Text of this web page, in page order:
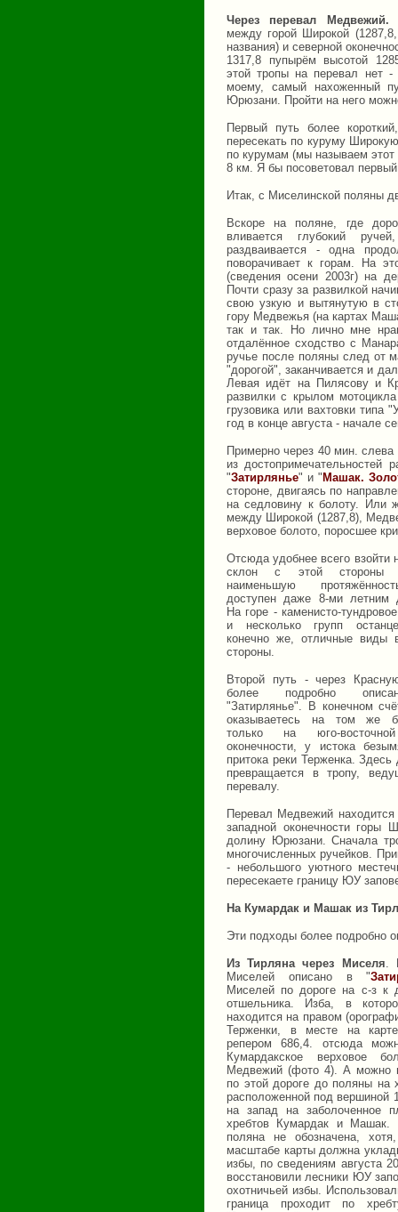
Через перевал Медвежий.
между горой Широкой
названия) и северной
1317,8 пупырём высотой
этой тропы на перевал нет -
моему, самый нахоженный
Юрюзани. Пройти на него
Первый путь более
пересекать по куруму
по курумам (мы называем этот
8 км. Я бы посоветовал первый
Итак, с Миселинской поляны
Вскоре на поляне, где
вливается глубокий
раздваивается - одна
поворачивает к горам. На
(сведения осени 2003г) на
Почти сразу за развилкой
свою узкую и вытянутую в
гору Медвежья (на картах
так и так. Но лично мне
отдалённое сходство с
ручье после поляны след от
"дорогой", заканчивается и
Левая идёт на Пилясову и
развилки с крылом
грузовика или вахтовки
год в конце августа - начале
Примерно через 40 мин.
из
"Затирлянье" и "Машак.
стороне, двигаясь по
на седловину к болоту. Или
между Широкой (1287,8),
верховое болото, поросшее
Отсюда удобнее всего
склон с этой стороны
наименьшую
доступен даже 8-ми летним
На горе - каменисто-
и несколько групп
конечно же, отличные виды
стороны.
Второй путь - через
более подробно
"Затирлянье". В конечном
оказываетесь на том же
только на юго-
оконечности, у истока
притока реки Терженка. Здесь
превращается в тропу,
перевалу.
Перевал Медвежий находится
западной оконечности горы
долину Юрюзани. Сначала
многочисленных ручейков.
- небольшого уютного
пересекаете границу ЮУ
На Кумардак и Машак из
Эти подходы более подробно
Из Тирляна через Миселя .
Миселей описано в "
Миселей по дороге на с-з к
отшельника. Изба, в
находится на правом
Терженки, в месте на
репером 686,4. отсюда
Кумардакское верховое
Медвежий (фото 4). А можно
по этой дороге до поляны на
расположенной под вершиной
на запад на заболоченное
хребтов Кумардак и Машак.
поляна не обозначена,
масштабе карты должна
избы, по сведениям августа
восстановили лесники ЮУ
охотничьей избы.
граница проходит по